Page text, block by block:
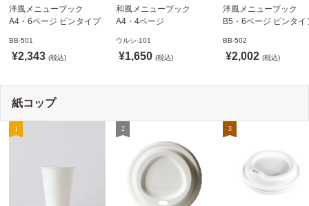
洋風メニューブック
A4・6ページ ピンタイプ
ニュー えいむ(Aim)【当日
発送可】
BB-501
¥2,343 (税込)
和風メニューブック
A4・4ページ
ウルシ-101 シンビ
(SHIMBI)【当日発送可】
ウルシ-101
¥1,650 (税込)
洋風メニューブック
B5・6ページ ピンタイ
ニュー6P えいむ(Aim)
BB-502
¥2,002 (税込)
紙コップ